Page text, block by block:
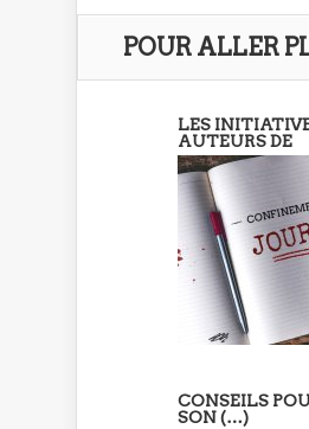
POUR ALLER
LES
AUTEURS DE
CONSEILS
SON (…)